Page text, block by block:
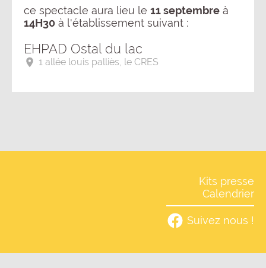
ce spectacle aura lieu le 11 septembre à
14H30 à l'établissement suivant :
EHPAD Ostal du lac
1 allée louis palliès, le CRES
Kits presse
Calendrier
Suivez nous !